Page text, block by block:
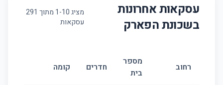
עסקאות אחרונות
בשכונתהפארק
מציג 1-10 מתוך 291
עסקאות
רחוב
מספר
בית
חדרים קומה